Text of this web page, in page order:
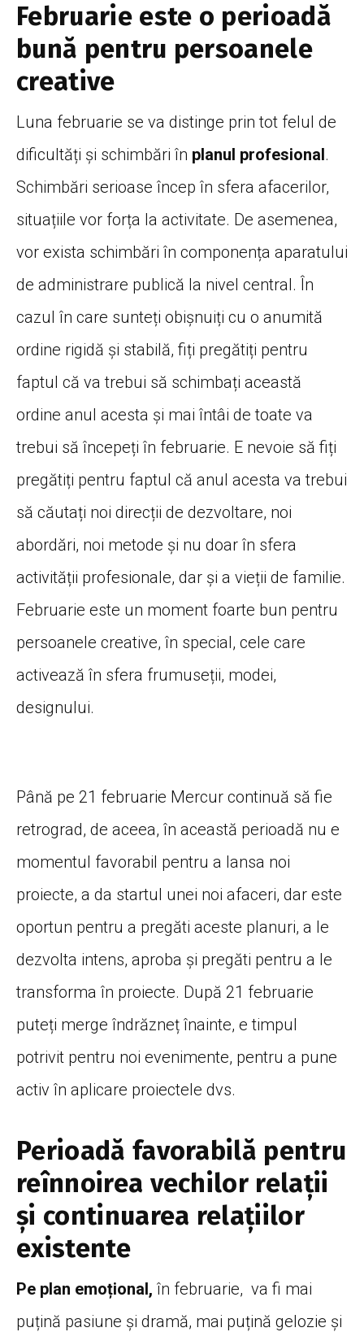
Februarie este o perioadă
bună pentru persoanele
creative
Luna februarie se va distinge prin tot felul de
dificultăți și schimbări în planul profesional.
Schimbări serioase încep în sfera afacerilor,
situațiile vor forța la activitate. De asemenea,
vor exista schimbări în componența aparatului
de administrare publică la nivel central. În
cazul în care sunteți obișnuiți cu o anumită
ordine rigidă și stabilă, fiți pregătiți pentru
faptul că va trebui să schimbați această
ordine anul acesta și mai întâi de toate va
trebui să începeți în februarie. E nevoie să fiți
pregătiți pentru faptul că anul acesta va trebui
să căutați noi direcții de dezvoltare, noi
abordări, noi metode și nu doar în sfera
activității profesionale, dar și a vieții de familie.
Februarie este un moment foarte bun pentru
persoanele creative, în special, cele care
activează în sfera frumuseții, modei,
designului.
Până pe 21 februarie Mercur continuă să fie
retrograd, de aceea, în această perioadă nu e
momentul favorabil pentru a lansa noi
proiecte, a da startul unei noi afaceri, dar este
oportun pentru a pregăti aceste planuri, a le
dezvolta intens, aproba și pregăti pentru a le
transforma în proiecte. După 21 februarie
puteți merge îndrăzneț înainte, e timpul
potrivit pentru noi evenimente, pentru a pune
activ în aplicare proiectele dvs.
Perioadă favorabilă pentru
reînnoirea vechilor relații
și continuarea relațiilor
existente
Pe plan emoțional, în februarie, va fi mai
puțină pasiune și dramă, mai puțină gelozie și